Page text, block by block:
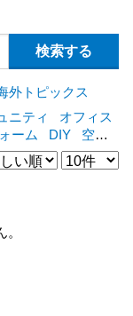
外トピックス
ニティ
オフィス
ーム DIY
空き
建売住宅
管理
三菱地所 仲介[+]